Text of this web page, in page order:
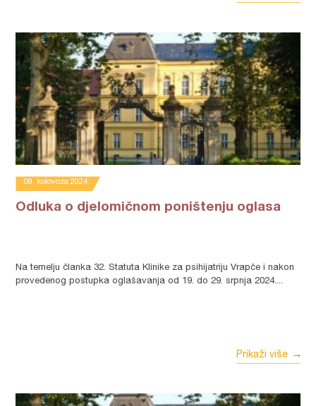
08. kolovoza 2024.
Odluka o djelomičnom poništenju oglasa
Na temelju članka 32. Statuta Klinike za psihijatriju Vrapče i nakon
provedenog postupka oglašavanja od 19. do 29. srpnja 2024....
Prikaži više